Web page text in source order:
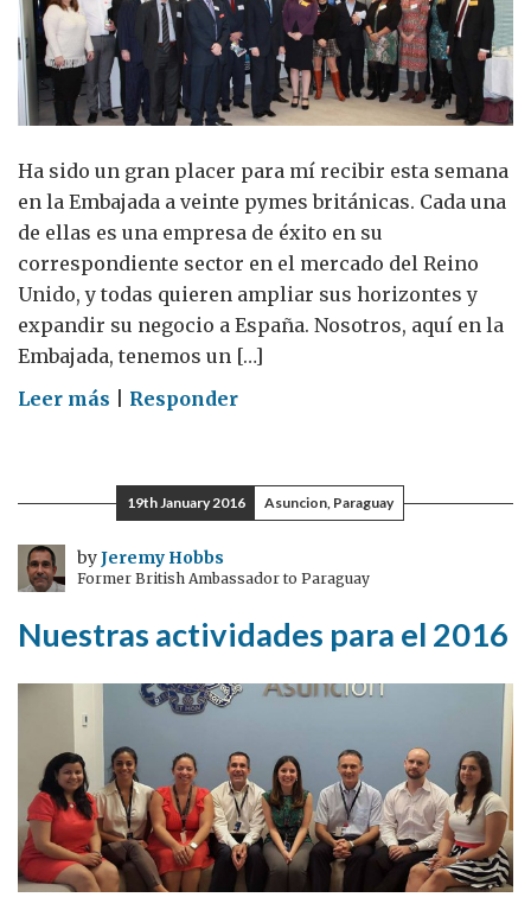
Ha sido un gran placer para mí recibir esta semana
en la Embajada a veinte pymes británicas. Cada una
de ellas es una empresa de éxito en su
correspondiente sector en el mercado del Reino
Unido, y todas quieren ampliar sus horizontes y
expandir su negocio a España. Nosotros, aquí en la
Embajada, tenemos un […]
Leer más on
pionero
de
la
empresa
Responder
19th January 2016 Asuncion, Paraguay
byJeremy Hobbs
Former British Ambassador to Paraguay
Nuestras actividades para el 2016